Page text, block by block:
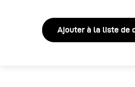
Ajouter à la liste de